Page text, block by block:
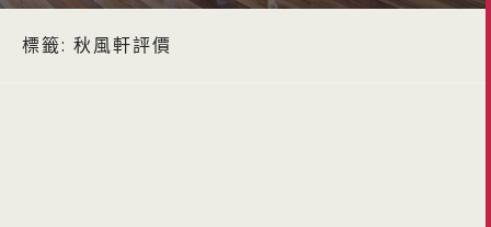
標籤: 秋風軒評價